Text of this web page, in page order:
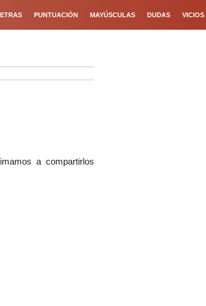
PUNTUACIÓN MAYÚSCULAS DUDAS VICIOS
a compartirlos